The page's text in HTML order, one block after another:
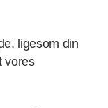
ligesom din
vores